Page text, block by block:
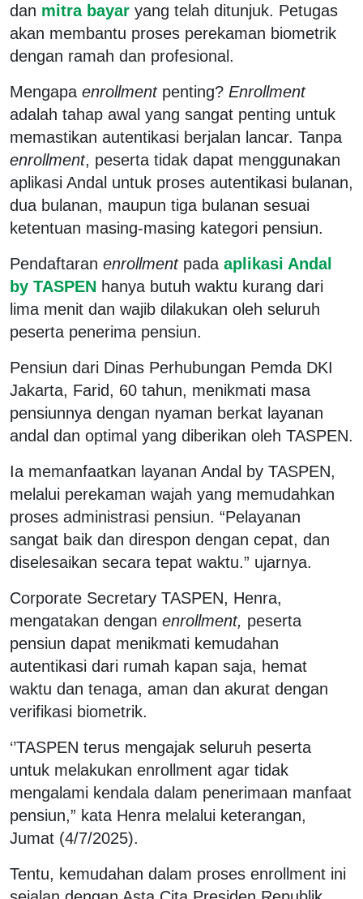
dan mitra bayar yang telah ditunjuk. Petugas
akan membantu proses perekaman biometrik
dengan ramah dan profesional.
Mengapa enrollmentpenting? Enrollment
adalah tahap awal yang sangat penting untuk
memastikan autentikasi berjalan lancar. Tanpa
enrollment, peserta tidak dapat menggunakan
aplikasi Andal untuk proses autentikasi bulanan,
dua bulanan, maupun tiga bulanan sesuai
ketentuan masing-masing kategori pensiun.
Pendaftaran enrollmentpada aplikasi Andal
by TASPEN hanya butuh waktu kurang dari
lima menit dan wajib dilakukan oleh seluruh
peserta penerima pensiun.
Pensiun dari Dinas Perhubungan Pemda DKI
Jakarta, Farid, 60 tahun, menikmati masa
pensiunnya dengan nyaman berkat layanan
andal dan optimal yang diberikan oleh TASPEN.
Ia memanfaatkan layanan Andal by TASPEN,
melalui perekaman wajah yang memudahkan
proses administrasi pensiun. “Pelayanan
sangat baik dan direspon dengan cepat, dan
diselesaikan secara tepat waktu.” ujarnya.
Corporate Secretary TASPEN, Henra,
mengatakan dengan enrollment, peserta
pensiun dapat menikmati kemudahan
autentikasi dari rumah kapan saja, hemat
waktu dan tenaga, aman dan akurat dengan
verifikasi biometrik.
‘’TASPEN terus mengajak seluruh peserta
untuk melakukan enrollment agar tidak
mengalami kendala dalam penerimaan manfaat
pensiun,” kata Henra melalui keterangan,
Jumat (4/7/2025).
Tentu, kemudahan dalam proses enrollment ini